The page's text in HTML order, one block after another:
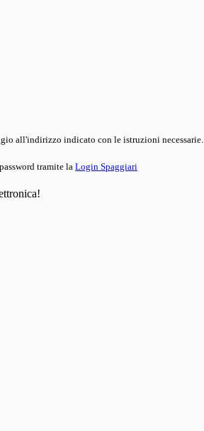
all'indirizzo indicato con le istruzioni necessarie.
tramite la Login Spaggiari